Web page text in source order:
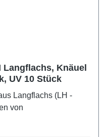
Langflachs, Knäuel
UV 10 Stück
Langflachs (LH -
von